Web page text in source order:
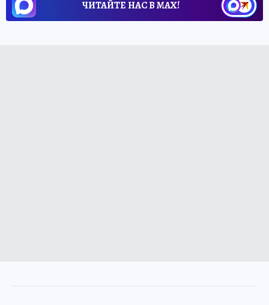
ЧИТАЙТЕ НАС В МАХ!